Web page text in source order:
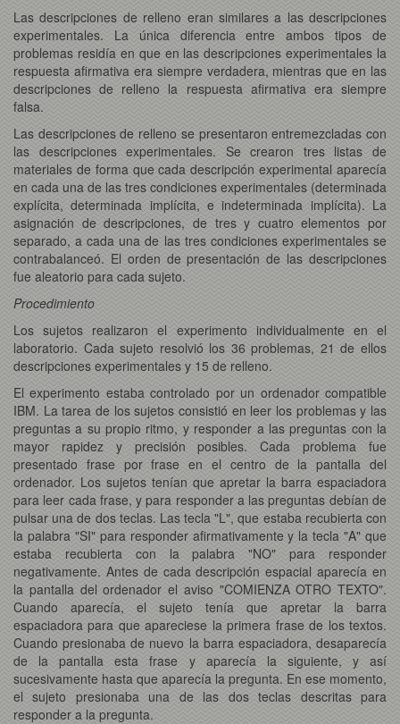
Las descripciones de relleno eran similares a las descripciones
experimentales. La única diferencia entre ambos tipos de
problemas residía en que en las descripciones experimentales la
respuesta afirmativa era siempre verdadera, mientras que en las
descripciones de relleno la respuesta afirmativa era siempre
falsa.
Las descripciones de relleno se presentaron entremezcladas con
las descripciones experimentales. Se crearon tres listas de
materiales de forma que cada descripción experimental aparecía
en cada una de las tres condiciones experimentales (determinada
explícita, determinada implícita, e indeterminada implícita). La
asignación de descripciones, de tres y cuatro elementos por
separado, a cada una de las tres condiciones experimentales se
contrabalanceó. El orden de presentación de las descripciones
fue aleatorio para cada sujeto.
Procedimiento
Los sujetos realizaron el experimento individualmente en el
laboratorio. Cada sujeto resolvió los 36 problemas, 21 de ellos
descripciones experimentales y 15 de relleno.
El experimento estaba controlado por un ordenador compatible
IBM. La tarea de los sujetos consistió en leer los problemas y las
preguntas a su propio ritmo, y responder a las preguntas con la
mayor rapidez y precisión posibles. Cada problema fue
presentado frase por frase en el centro de la pantalla del
ordenador. Los sujetos tenían que apretar la barra espaciadora
para leer cada frase, y para responder a las preguntas debían de
pulsar una de dos teclas. Las tecla "L", que estaba recubierta con
la palabra "SI" para responder afirmativamente y la tecla "A" que
estaba recubierta con la palabra "NO" para responder
negativamente. Antes de cada descripción espacial aparecía en
la pantalla del ordenador el aviso "COMIENZA OTRO TEXTO".
Cuando aparecía, el sujeto tenía que apretar la barra
espaciadora para que apareciese la primera frase de los textos.
Cuando presionaba de nuevo la barra espaciadora, desaparecía
de la pantalla esta frase y aparecía la siguiente, y así
sucesivamente hasta que aparecía la pregunta. En ese momento,
el sujeto presionaba una de las dos teclas descritas para
responder a la pregunta.